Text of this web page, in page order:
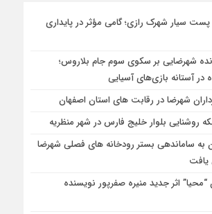
پست سیار شهرک رازی؛ گامی مؤثر در پایداری
شهرضایی بر سکوی سوم جام بلاروس؛
در آستانه بازی‌های آسیایی
شهرضا در رقابت های استان اصفهان
روشنایی بلوار خلیج فارس در شهر منظریه
به ساماندهی بستر رودخانه های فصلی شهرضا
یافت
“محیا” اثر جدید منیره صفرپور نویسنده